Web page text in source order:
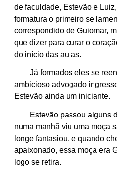
de faculdade, Estevão e
formatura o primeiro se
correspondido de Guiomar,
que dizer para curar o
do início das aulas.
Já formados eles se
ambicioso advogado
Estevão ainda um iniciante.
Estevão passou alguns
numa manhã viu uma moça
longe fantasiou, e quando
apaixonado, essa moça era
logo se retira.